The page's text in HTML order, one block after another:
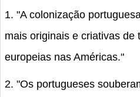
1. "A colonização
mais originais e criativas de
europeias nas Américas."
2. "Os portugueses